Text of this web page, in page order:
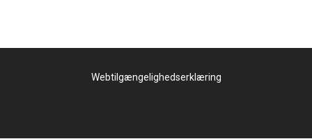
Webtilgængelighedserklæring